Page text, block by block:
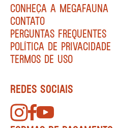
CONHEÇA A MEGAFAUNA
CONTATO
PERGUNTAS FREQUENTES
POLÍTICA DE PRIVACIDADE
TERMOS DE USO
REDES SOCIAIS